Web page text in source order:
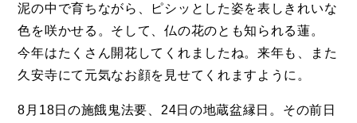
泥の中で育ちながら、ピシッとした姿を表しきれいな
色を咲かせる。そして、仏の花のとも知られる蓮。
今年はたくさん開花してくれましたね。来年も、また
久安寺にて元気なお顔を見せてくれますように。
8月18日の施餓鬼法要、24日の地蔵盆縁日。その前日